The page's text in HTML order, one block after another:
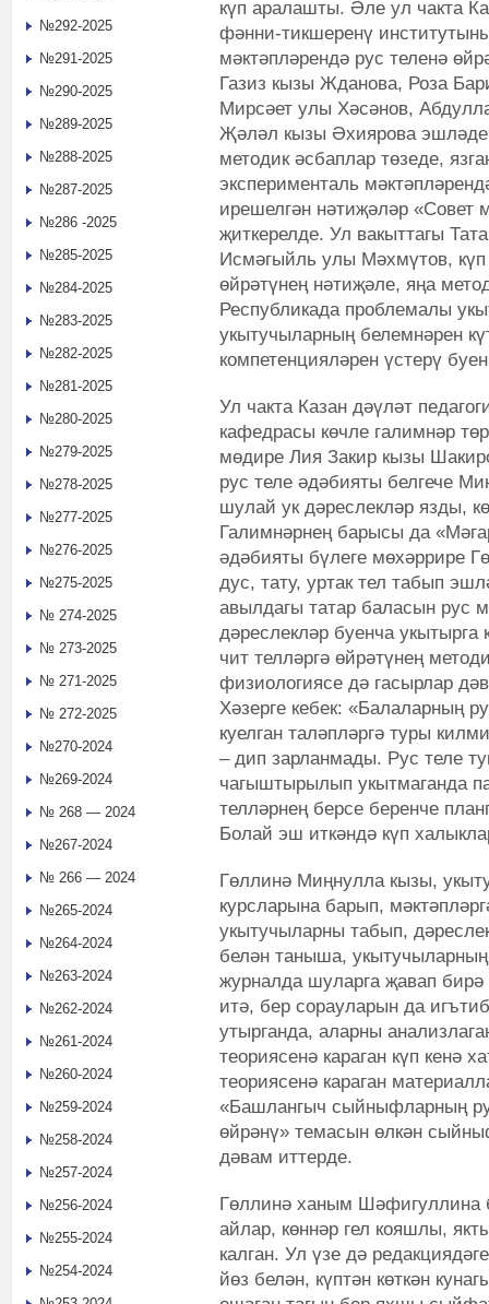
күп аралашты. Әле ул чакта
фәнни-тикшеренү
мәктәпләрендә рус теленә
Газиз кызы Жданова, Роза
Мирсәет улы Хәсәнов,
Җәләл кызы Әхиярова
методик әсбаплар төзеде,
эксперименталь
ирешелгән нәтиҗәләр «Совет
җиткерелде. Ул вакыттагы
Исмәгыйль улы Мәхмүтов, күп
өйрәтүнең нәтиҗәле, яңа
Республикада проблемалы
укытучыларның белемнәрен
компетенцияләрен үстерү
Ул чакта Казан дәүләт
кафедрасы көчле галимнәр
мөдире Лия Закир кызы
рус теле әдәбияты белгече
шулай ук дәреслекләр язды,
Галимнәрнең барысы да
әдәбияты бүлеге мөхәррире
дус, тату, уртак тел табып
авылдагы татар баласын рус
дәреслекләр буенча
чит телләргә өйрәтүнең
физиологиясе дә гасырлар
Хәзерге кебек: «Балаларның
куелган таләпләргә туры
– дип зарланмады. Рус теле
чагыштырылып укытмаганда
телләрнең берсе беренче
Болай эш иткәндә күп
Гөллинә Миңнулла кызы,
курсларына барып,
укытучыларны табып,
белән таныша,
журналда шуларга җавап бирә
итә, бер сорауларын да
утырганда, аларны
теориясенә караган күп кенә
теориясенә караган
«Башлангыч сыйныфларның
өйрәнү» темасын өлкән
дәвам иттерде.
Гөллинә ханым Шәфигуллина
айлар, көннәр гел кояшлы,
калган. Ул үзе дә
йөз белән, күптән көткән
№292-2025
№291-2025
№290-2025
№289-2025
№288-2025
№287-2025
№286 -2025
№285-2025
№284-2025
№283-2025
№282-2025
№281-2025
№280-2025
№279-2025
№278-2025
№277-2025
№276-2025
№275-2025
№ 274-2025
№ 273-2025
№ 271-2025
№ 272-2025
№270-2024
№269-2024
№ 268 — 2024
№267-2024
№ 266 — 2024
№265-2024
№264-2024
№263-2024
№262-2024
№261-2024
№260-2024
№259-2024
№258-2024
№257-2024
№256-2024
№255-2024
№254-2024